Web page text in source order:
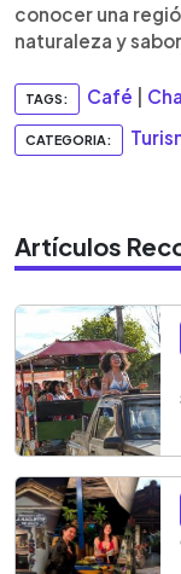
conocer una
naturaleza y
TAGS: Café
CATEGORIA:
Artículos